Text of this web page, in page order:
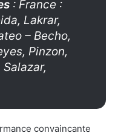
: France :
Lakrar,
– Becho,
Pinzon,
convaincante